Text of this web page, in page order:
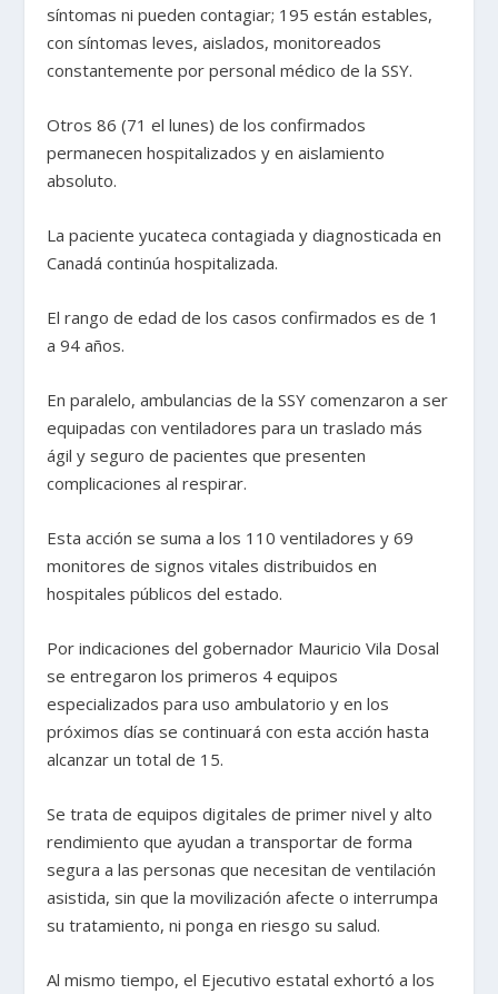
síntomas ni pueden contagiar; 195 están estables,
con síntomas leves, aislados, monitoreados
constantemente por personal médico de la SSY.
Otros 86 (71 el lunes) de los confirmados
permanecen hospitalizados y en aislamiento
absoluto.
La paciente yucateca contagiada y diagnosticada en
Canadá continúa hospitalizada.
El rango de edad de los casos confirmados es de 1
a 94 años.
En paralelo, ambulancias de la SSY comenzaron a ser
equipadas con ventiladores para un traslado más
ágil y seguro de pacientes que presenten
complicaciones al respirar.
Esta acción se suma a los 110 ventiladores y 69
monitores de signos vitales distribuidos en
hospitales públicos del estado.
Por indicaciones del gobernador Mauricio Vila Dosal
se entregaron los primeros 4 equipos
especializados para uso ambulatorio y en los
próximos días se continuará con esta acción hasta
alcanzar un total de 15.
Se trata de equipos digitales de primer nivel y alto
rendimiento que ayudan a transportar de forma
segura a las personas que necesitan de ventilación
asistida, sin que la movilización afecte o interrumpa
su tratamiento, ni ponga en riesgo su salud.
Al mismo tiempo, el Ejecutivo estatal exhortó a los